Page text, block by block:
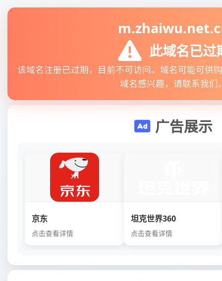
此域名已过
该域名注册已过期，目前不可访问。域名可能可供
域名感兴趣，请联系我们
广告展示
京东
点击查看详情
坦克世界360
点击查看详情